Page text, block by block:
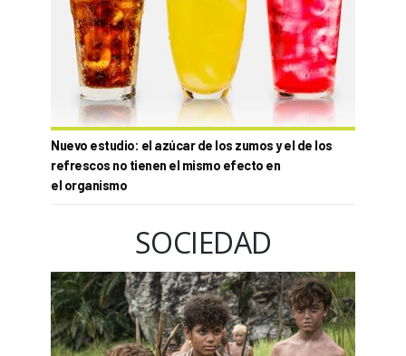
Nuevo estudio: el azúcar de los zumos y el de los
refrescos no tienen el mismo efecto en
el organismo
SOCIEDAD